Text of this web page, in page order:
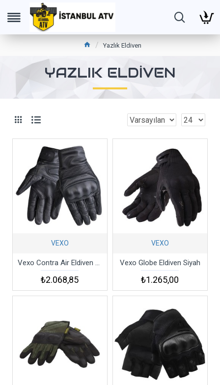
Yazlık Eldiven
YAZLIK ELDIVEN
VEXO
Vexo Contra Air Eldiven Siyah
₺2.068,85
VEXO
Vexo Globe Eldiven Siyah
₺1.265,00